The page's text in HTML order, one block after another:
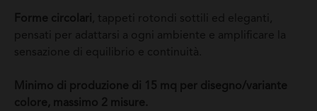
Forme circolari , tappeti rotondi sottili ed eleganti,
pensati per adattarsi a ogni ambiente e amplificare la
sensazione di equilibrio e continuità.
Minimo di produzione di 15 mq per disegno/variante
colore, massimo 2 misure.